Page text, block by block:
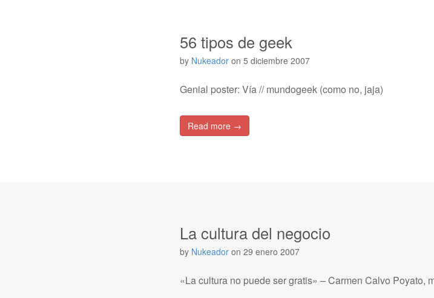
56 tipos de geek
by Nukeador on 5 diciembre 2007
Genial poster: Vía // mundogeek (como no, jaja)
Read more →
La cultura del negocio
by Nukeador on 29 enero 2007
«La cultura no puede ser gratis» – Carmen Calvo Poyato,